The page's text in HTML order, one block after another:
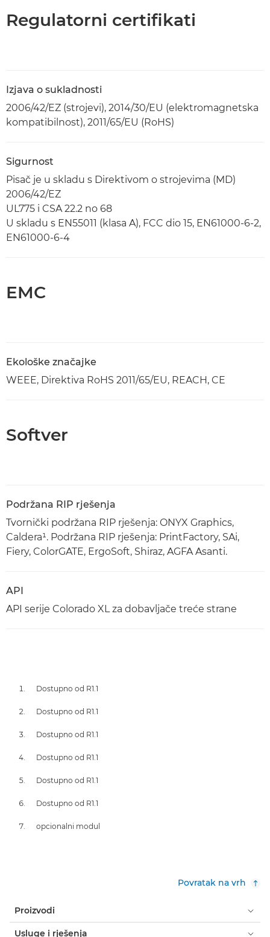
Regulatorni certifikati
Izjava o sukladnosti
2006/42/EZ (strojevi), 2014/30/EU (elektromagnetska
kompatibilnost), 2011/65/EU (RoHS)
Sigurnost
Pisač je u skladu s Direktivom o strojevima (MD)
2006/42/EZ
UL775 i CSA 22.2 no 68
U skladu s EN55011 (klasa A), FCC dio 15, EN61000-6-2,
EN61000-6-4
EMC
Ekološke značajke
WEEE, Direktiva RoHS 2011/65/EU, REACH, CE
Softver
Podržana RIP rješenja
Tvornički podržana RIP rješenja: ONYX Graphics,
Caldera¹. Podržana RIP rješenja: PrintFactory, SAi,
Fiery, ColorGATE, ErgoSoft, Shiraz, AGFA Asanti.
API
API serije Colorado XL za dobavljače treće strane
Dostupno od R1.1
Dostupno od R1.1
Dostupno od R1.1
Dostupno od R1.1
Dostupno od R1.1
Dostupno od R1.1
opcionalni modul
Povratak na vrh
Proizvodi
Usluge i rješenja